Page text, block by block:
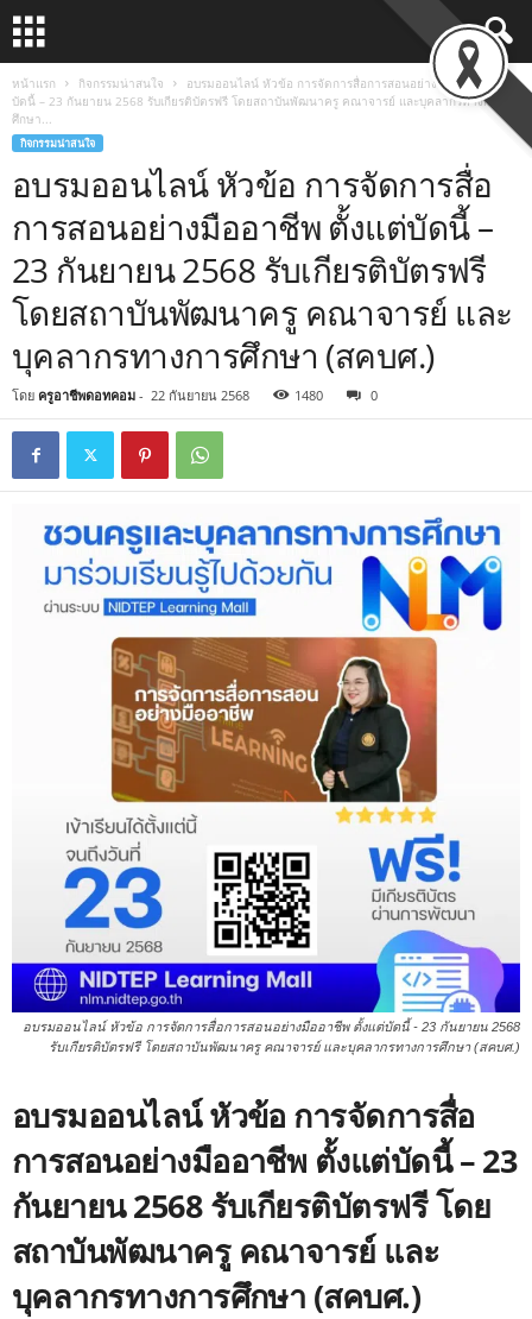
หน้าแรก กิจกรรมน่าสนใจ
อบรมออนไลน์ หัวข้อ การจัดการสื่อการสอนอย่างมืออาชีพ ตั้งแต่
บัดนี้ – 23 กันยายน 2568 รับเกียรติบัตรฟรี โดยสถาบันพัฒนาครู คณาจารย์ และบุคลากรทางการ
ศึกษา...
กิจกรรมน่าสนใจ
อบรมออนไลน์ หัวข้อ การจัดการสื่อ
การสอนอย่างมืออาชีพ ตั้งแต่บัดนี้ –
23 กันยายน 2568 รับเกียรติบัตรฟรี
โดยสถาบันพัฒนาครู คณาจารย์ และ
บุคลากรทางการศึกษา (สคบศ.)
โดย ครูอาชีพดอทคอม - 22 กันยายน 2568 1480 0
อบรมออนไลน์ หัวข้อ การจัดการสื่อการสอนอย่างมืออาชีพ ตั้งแต่บัดนี้ - 23 กันยายน 2568
รับเกียรติบัตรฟรี โดยสถาบันพัฒนาครู คณาจารย์ และบุคลากรทางการศึกษา (สคบศ.)
อบรมออนไลน์ หัวข้อ การจัดการสื่อ
การสอนอย่างมืออาชีพ ตั้งแต่บัดนี้ – 23
กันยายน 2568 รับเกียรติบัตรฟรี โดย
สถาบันพัฒนาครู คณาจารย์ และ
บุคลากรทางการศึกษา (สคบศ.)